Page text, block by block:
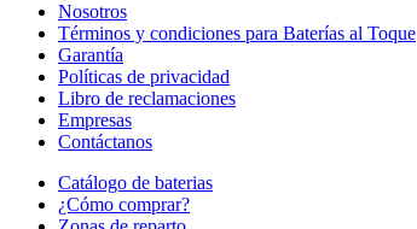
Nosotros
Términos y condiciones para Baterías al Toque
Garantía
Políticas de privacidad
Libro de reclamaciones
Empresas
Contáctanos
Catálogo de baterias
¿Cómo comprar?